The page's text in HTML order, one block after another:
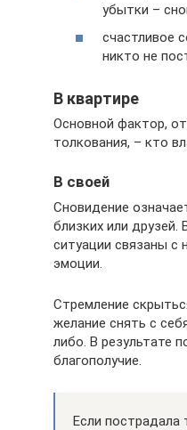
убытки –
счастливое
никто не
В квартире
Основной фактор,
толкования, – кто
В своей
Сновидение
близких или
ситуации связаны с
эмоции.
Стремление
желание снять с
либо. В результате
благополучие.
Если пострадала